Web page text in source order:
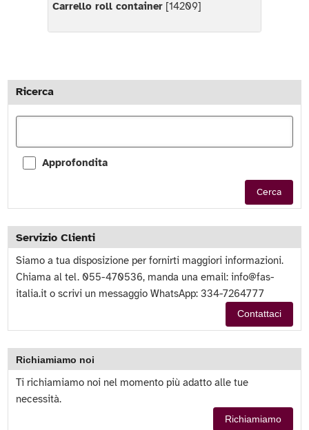
Carrello roll container [14209]
Ricerca
Approfondita
Cerca
Servizio Clienti
Siamo a tua disposizione per fornirti maggiori informazioni.
Chiama al tel. 055-470536, manda una email:info@fas-
italia.it o scrivi un messaggio WhatsApp: 334-7264777
Contattaci
Richiamiamo noi
Ti richiamiamo noi nel momento più adatto alle tue
necessità.
Richiamiamo